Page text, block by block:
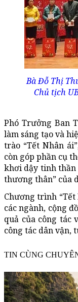
Bà Đỗ Thị
Chủ tịch
Phó Trưởng Ban
làm sáng tạo và
trào “Tết Nhân
còn góp phần cụ
khơi dậy tinh
thương thân” của
Chương trình
các ngành, cộng
quả của công tác
công tác dân vận,
TIN CÙNG